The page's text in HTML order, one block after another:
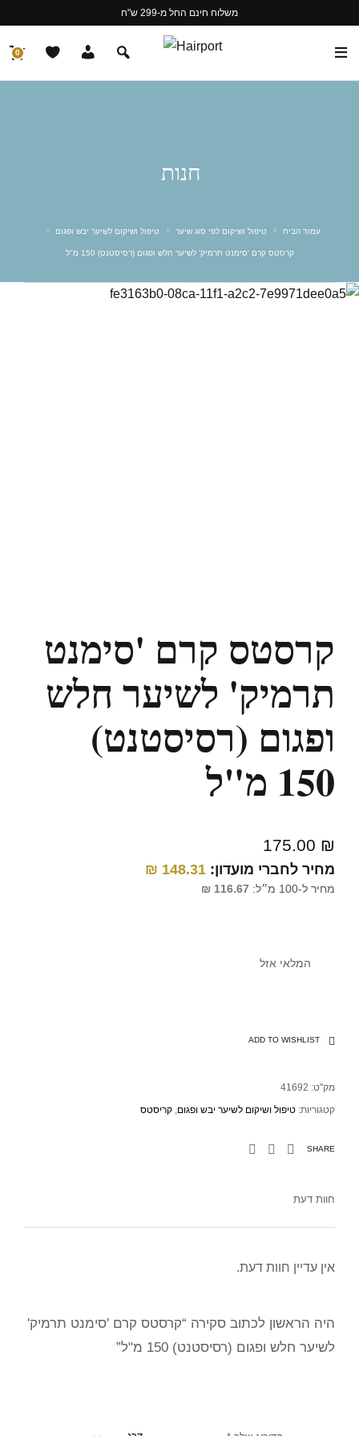
משלוח חינם החל מ-299 ש"ח
0
חנות
עמוד הבית טיפול ושיקום לפי סוג שיער טיפול ושיקום לשיער יבש ופגום
קרסטס קרם 'סימנט תרמיק' לשיער חלש ופגום (רסיסטנט) 150 מ"ל
קרסטס קרם 'סימנט
תרמיק' לשיער חלש
ופגום (רסיסטנט)
150 מ"ל
175.00 ₪
מחיר לחברי מועדון: 148.31
₪
מחיר ל-100 מ״ל: 116.67
₪
המלאי אזל
ADD TO WISHLIST
מק"ט: 41692
קטגוריות: טיפול ושיקום לשיער יבש ופגום, קריסטס
SHARE
חוות דעת
אין עדיין חוות דעת.
היה הראשון לכתוב סקירה “קרסטס קרם 'סימנט תרמיק'
לשיער חלש ופגום (רסיסטנט) 150 מ"ל”